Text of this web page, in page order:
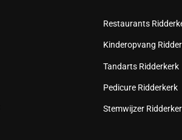
Restaurants
Kinderopvang
Tandarts Ridderkerk
Pedicure Ridderkerk
Stemwijzer